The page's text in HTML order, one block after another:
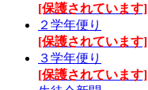
[保護されています]
２学年便り
[保護されています]
３学年便り
[保護されています]